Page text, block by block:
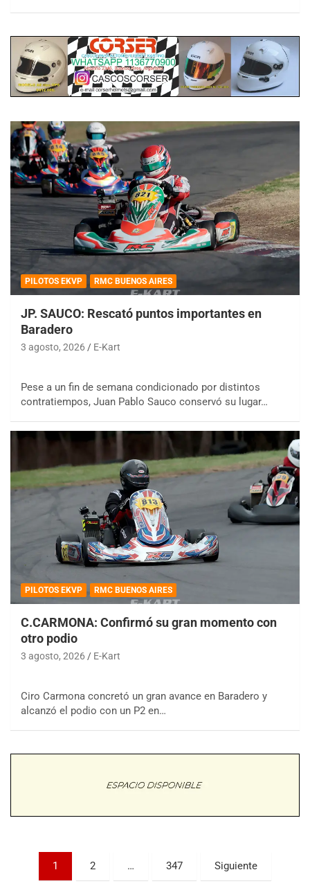
PILOTOS EKVP RMC BUENOS AIRES
JP. SAUCO: Rescató puntos importantes en
Baradero
3 agosto, 2026 E-Kart
Pese a un fin de semana condicionado por distintos
contratiempos, Juan Pablo Sauco conservó su lugar…
PILOTOS EKVP RMC BUENOS AIRES
C.CARMONA: Confirmó su gran momento con
otro podio
3 agosto, 2026 E-Kart
Ciro Carmona concretó un gran avance en Baradero y
alcanzó el podio con un P2 en…
Paginación
1 2 … 347 Siguiente
COBERTURA ESPECIAL DE E-KART.COM.AR
08/09-AGO
IAME SERIES ARGENTINA 6
Parque de la Velocidad (Asfalto)
Villaguay (Entre Ríos)